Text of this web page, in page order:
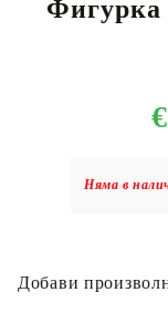
Няма в
Добави